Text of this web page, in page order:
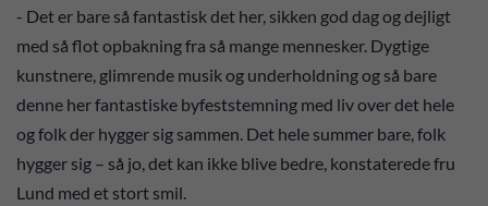
- Det er bare så fantastisk det her, sikken god dag og dejligt
med så flot opbakning fra så mange mennesker. Dygtige
kunstnere, glimrende musik og underholdning og så bare
denne her fantastiske byfeststemning med liv over det hele
og folk der hygger sig sammen. Det hele summer bare, folk
hygger sig – så jo, det kan ikke blive bedre, konstaterede fru
Lund med et stort smil.